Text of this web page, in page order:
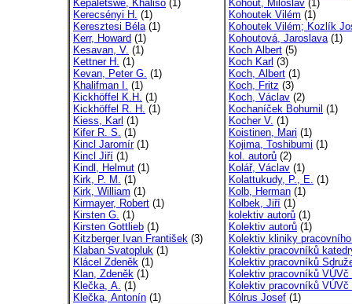
Kepaletswe, Khaliso (1)
Kerecsényi H. (1)
Keresztesi Béla(1)
Kerr, Howard (1)
Kesavan, V. (1)
Kettner H. (1)
Kevan, Peter G. (1)
Khalifman I. (1)
Kickhöffel K.H. (1)
Kickhöffel R. H. (1)
Kiess, Karl (1)
Kifer R. S. (1)
Kincl Jaromír(1)
Kincl Jiří (1)
Kindl, Helmut (1)
Kirk, P. M. (1)
Kirk, William (1)
Kirmayer, Robert (1)
Kirsten G. (1)
Kirsten Gottlieb (1)
Kitzberger Ivan František (3)
Klaban Svatopluk (1)
Klácel Zdeněk (1)
Klan, Zdeněk (1)
Klečka, A. (1)
Klečka, Antonín (1)
Kohout, Miloslav (1)
Kohoutek Vilém (1)
Kohoutek Vilém; Kozlík
Kohoutová, Jaroslava(1)
Koch Albert (5)
Koch Karl (3)
Koch, Albert (1)
Koch, Fritz (3)
Koch, Václav (2)
Kochaníček Bohumil (1)
Kocher V. (1)
Koistinen, Mari (1)
Kojima, Toshibumi (1)
kol. autorů (2)
Kolář, Václav (1)
Kolattukudy, P., E. (1)
Kolb, Herman (1)
Kolbek, Jiří (1)
kolektiv autorů (1)
Kolektiv autorů (1)
Kolektiv kliniky
Kolektiv pracovníků
Kolektiv pracovníků
Kolektiv pracovníků VÚVč
Kolektiv pracovníků VÚVč
Kólrus Josef (1)